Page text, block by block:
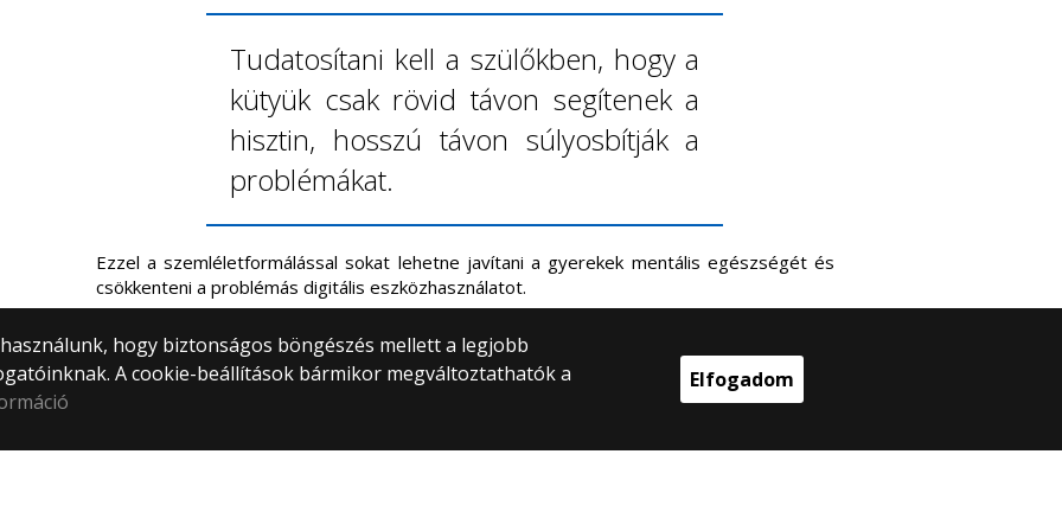
Tudatosítani kell a szülőkben, hogy a
kütyük csak rövid távon segítenek a
hisztin, hosszú távon súlyosbítják a
problémákat.
Ezzel a szemléletformálással sokat lehetne javítani a gyerekek mentális egészségét és
csökkenteni a problémás digitális eszközhasználatot.
hogy biztonságos böngészés mellett a legjobb
A cookie-beállítások bármikor megváltoztathatók a
Elfogadom